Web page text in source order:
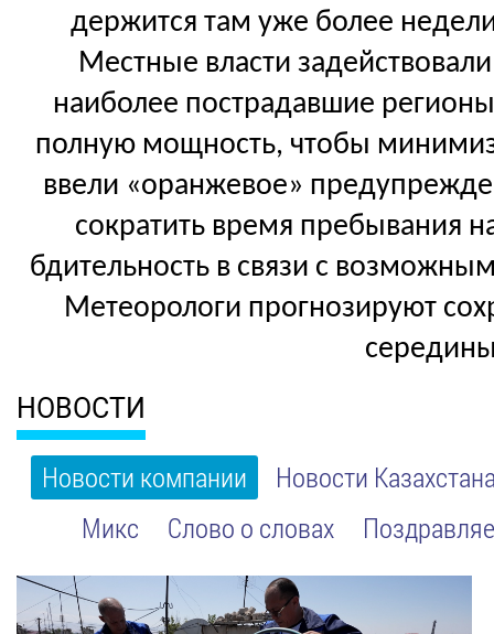
держится там уже более
Местные власти
наиболее пострадавшие
полную мощность, чтобы
ввели «оранжевое»
сократить время пребывания
бдительность в связи с
Метеорологи прогнозируют
НОВОСТИ
Новости компании
Новости
Микс
Слово о словах